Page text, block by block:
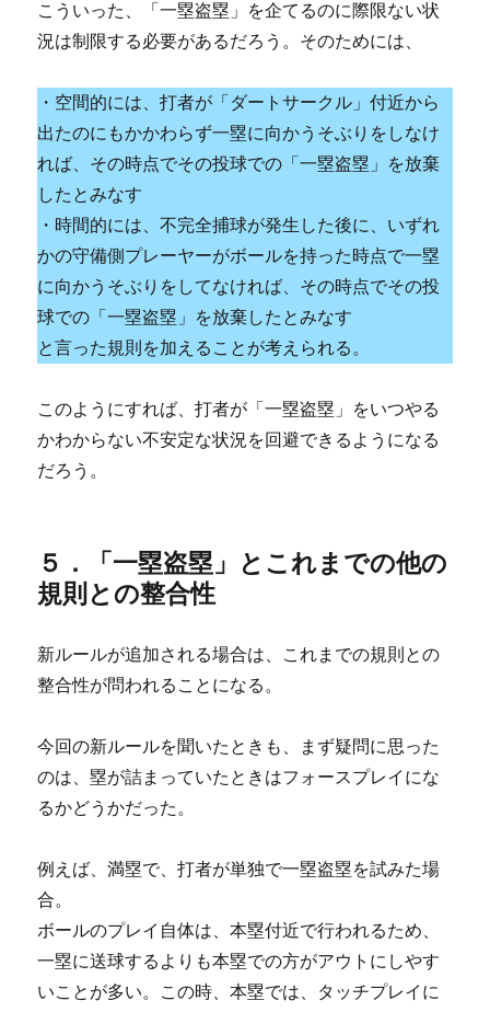
こういった、「一塁盗塁」を企てるのに際限ない状
況は制限する必要があるだろう。そのためには、
・空間的には、打者が「ダートサークル」付近から
出たのにもかかわらず一塁に向かうそぶりをしなけ
れば、その時点でその投球での「一塁盗塁」を放棄
したとみなす
・時間的には、不完全捕球が発生した後に、いずれ
かの守備側プレーヤーがボールを持った時点で一塁
に向かうそぶりをしてなければ、その時点でその投
球での「一塁盗塁」を放棄したとみなす
と言った規則を加えることが考えられる。
このようにすれば、打者が「一塁盗塁」をいつやる
かわからない不安定な状況を回避できるようになる
だろう。
５．「一塁盗塁」とこれまでの他の
規則との整合性
新ルールが追加される場合は、これまでの規則との
整合性が問われることになる。
今回の新ルールを聞いたときも、まず疑問に思った
のは、塁が詰まっていたときはフォースプレイにな
るかどうかだった。
例えば、満塁で、打者が単独で一塁盗塁を試みた場
合。
ボールのプレイ自体は、本塁付近で行われるため、
一塁に送球するよりも本塁での方がアウトにしやす
いことが多い。この時、本塁では、タッチプレイに